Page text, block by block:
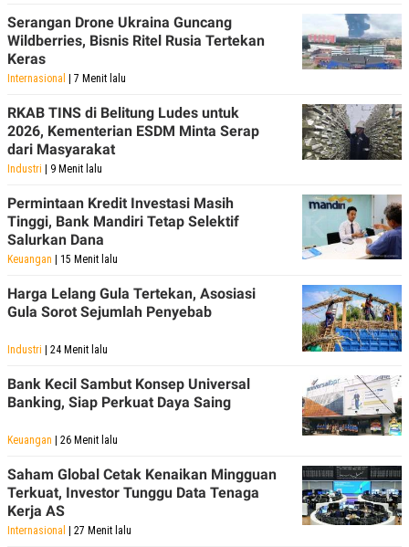
Serangan Drone Ukraina Guncang
Wildberries, Bisnis Ritel Rusia Tertekan
Keras
Internasional | 7 Menit lalu
RKAB TINS di Belitung Ludes untuk
2026, Kementerian ESDM Minta Serap
dari Masyarakat
Industri | 9 Menit lalu
Permintaan Kredit Investasi Masih
Tinggi, Bank Mandiri Tetap Selektif
Salurkan Dana
Keuangan | 15 Menit lalu
Harga Lelang Gula Tertekan, Asosiasi
Gula Sorot Sejumlah Penyebab
Industri | 24 Menit lalu
Bank Kecil Sambut Konsep Universal
Banking, Siap Perkuat Daya Saing
Keuangan | 26 Menit lalu
Saham Global Cetak Kenaikan Mingguan
Terkuat, Investor Tunggu Data Tenaga
Kerja AS
Internasional | 27 Menit lalu